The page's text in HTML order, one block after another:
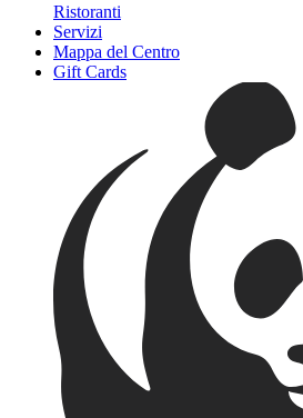
Ristoranti
Servizi
Mappa del Centro
Gift Cards